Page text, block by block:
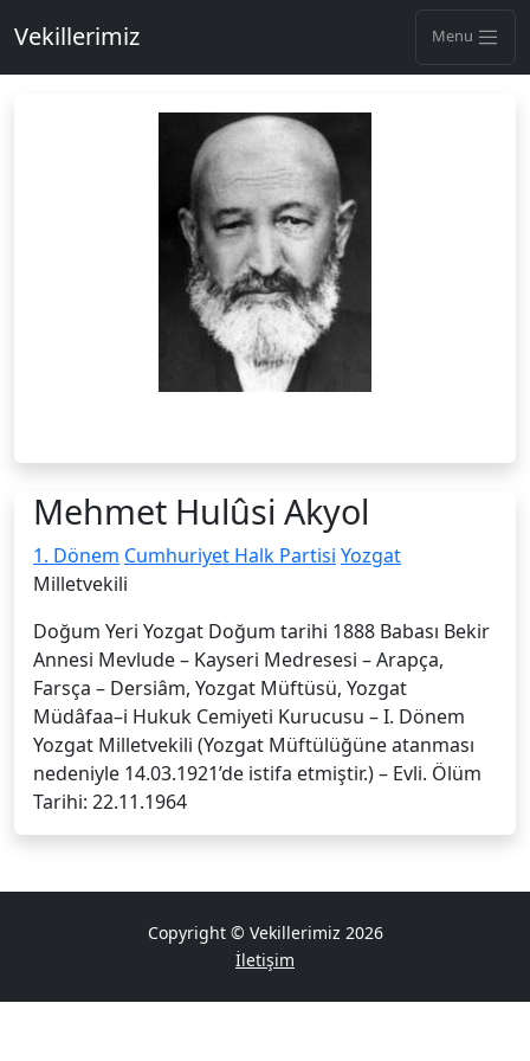
Vekillerimiz Menu
Mehmet Hulûsi Akyol
1. Dönem Cumhuriyet Halk Partisi Yozgat
Milletvekili
Doğum Yeri Yozgat Doğum tarihi 1888 Babası Bekir
Annesi Mevlude – Kayseri Medresesi – Arapça,
Farsça – Dersiâm, Yozgat Müftüsü, Yozgat
Müdâfaa–i Hukuk Cemiyeti Kurucusu – I. Dönem
Yozgat Milletvekili (Yozgat Müftülüğüne atanması
nedeniyle 14.03.1921’de istifa etmiştir.) – Evli. Ölüm
Tarihi: 22.11.1964
Copyright © Vekillerimiz 2026
İletişim